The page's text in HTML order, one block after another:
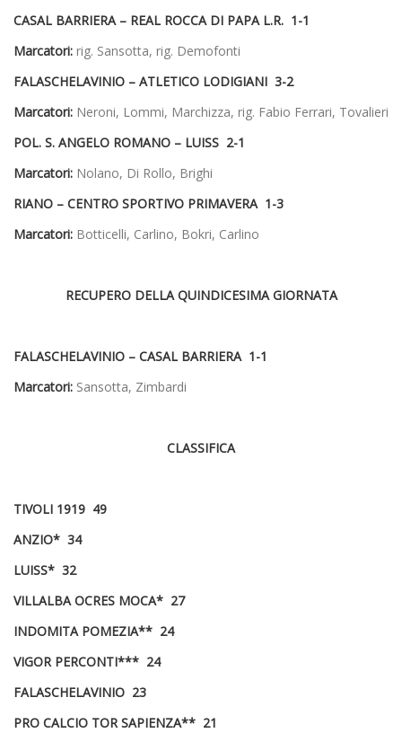
CASAL BARRIERA – REAL ROCCA DI PAPA L.R. 1-1
Marcatori: rig. Sansotta, rig. Demofonti
FALASCHELAVINIO – ATLETICO LODIGIANI 3-2
Marcatori: Neroni, Lommi, Marchizza, rig. Fabio Ferrari, Tovalieri
POL. S. ANGELO ROMANO – LUISS 2-1
Marcatori: Nolano, Di Rollo, Brighi
RIANO – CENTRO SPORTIVO PRIMAVERA 1-3
Marcatori: Botticelli, Carlino, Bokri, Carlino
RECUPERO DELLA QUINDICESIMA GIORNATA
FALASCHELAVINIO – CASAL BARRIERA 1-1
Marcatori: Sansotta, Zimbardi
CLASSIFICA
TIVOLI 1919 49
ANZIO* 34
LUISS* 32
VILLALBA OCRES MOCA* 27
INDOMITA POMEZIA** 24
VIGOR PERCONTI*** 24
FALASCHELAVINIO 23
PRO CALCIO TOR SAPIENZA** 21